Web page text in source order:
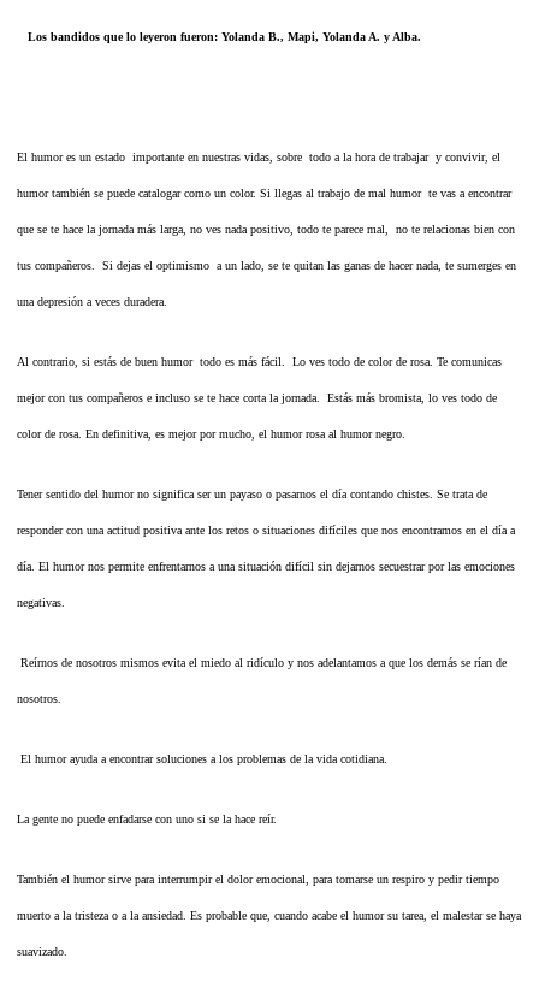
Los bandidos que lo leyeron fueron: Yolanda B., Mapi, Yolanda A. y Alba.
El humor es un estado importante en nuestras vidas, sobre todo a la hora de trabajar y convivir, el
humor también se puede catalogar como un color. Si llegas al trabajo de mal humor te vas a encontrar
que se te hace la jornada más larga, no ves nada positivo, todo te parece mal, no te relacionas bien con
tus compañeros. Si dejas el optimismo a un lado, se te quitan las ganas de hacer nada, te sumerges en
una depresión a veces duradera.
Al contrario, si estás de buen humor todo es más fácil. Lo ves todo de color de rosa. Te comunicas
mejor con tus compañeros e incluso se te hace corta la jornada. Estás más bromista, lo ves todo de
color de rosa. En definitiva, es mejor por mucho, el humor rosa al humor negro.
Tener sentido del humor no significa ser un payaso o pasarnos el día contando chistes. Se trata de
responder con una actitud positiva ante los retos o situaciones difíciles que nos encontramos en el día a
día. El humor nos permite enfrentarnos a una situación difícil sin dejarnos secuestrar por las emociones
negativas.
Reírnos de nosotros mismos evita el miedo al ridículo y nos adelantamos a que los demás se rían de
nosotros.
El humor ayuda a encontrar soluciones a los problemas de la vida cotidiana.
La gente no puede enfadarse con uno si se la hace reír.
También el humor sirve para interrumpir el dolor emocional, para tomarse un respiro y pedir tiempo
muerto a la tristeza o a la ansiedad. Es probable que, cuando acabe el humor su tarea, el malestar se haya
suavizado.